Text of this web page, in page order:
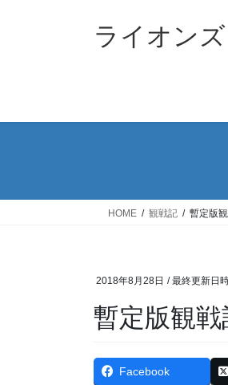
ス
ン
ライオン
HOME 観戦記 暫定版
2018年8月28日 / 最終更新日
暫定版観
Facebook